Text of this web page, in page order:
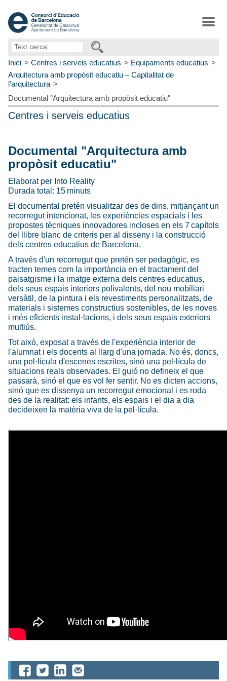
Text
Inici
Centres i serveis educatius
Equipaments educatius
Arquitectura amb propòsit educatiu – Capitalitat de
l'arquitectura
Documental "Arquitectura amb propòsit educatiu"
Centres i serveis educatius
Documental "Arquitectura amb
propòsit educatiu"
Elaborat per Into Reality
Durada total: 15 minuts
El documental pretén visualitzar des de dins, mitjançant un
recorregut intencionat, les experiències espacials i les
propostes tècniques innovadores incloses en els 7 capítols
del llibre blanc de criteris per al disseny i la construcció
dels centres educatius de Barcelona.
A través d'un recorregut que pretén ser pedagògic, es
tracten temes com la importància en el tractament del
paisatgisme i la imatge externa dels centres educatius,
dels seus espais interiors polivalents, del nou mobiliari
versàtil, de la pintura i els revestiments personalitzats, de
materials i sistemes constructius sostenibles, de les noves
i més eficients instal·lacions, i dels seus espais exteriors
multiús.
Tot això, exposat a través de l'experiència interior de
l'alumnat i els docents al llarg d'una jornada. No és, doncs,
una pel·lícula d'escenes escrites, sinó una pel·lícula de
situacions reals observades. El guió no defineix el que
passarà, sinó el que es vol fer sentir. No es dicten accions,
sinó que es dissenya un recorregut emocional i es roda
des de la realitat: els infants, els espais i el dia a dia
decideixen la matèria viva de la pel·lícula.